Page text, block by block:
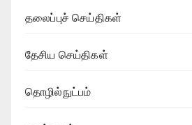
தலைப்புச் செய்திகள்
தேசிய செய்திகள்
தொழில்நுட்பம்